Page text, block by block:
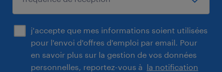
j'accepte que mes informations soient utilisées
pour l'envoi d'offres d'emploi par email. Pour
en savoir plus sur la gestion de vos données
personnelles, reportez-vous à la notification